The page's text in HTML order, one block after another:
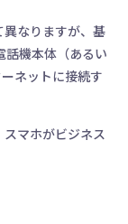
異なりますが、基
話機本体（あるい
ネットに接続す
スマホがビジネス